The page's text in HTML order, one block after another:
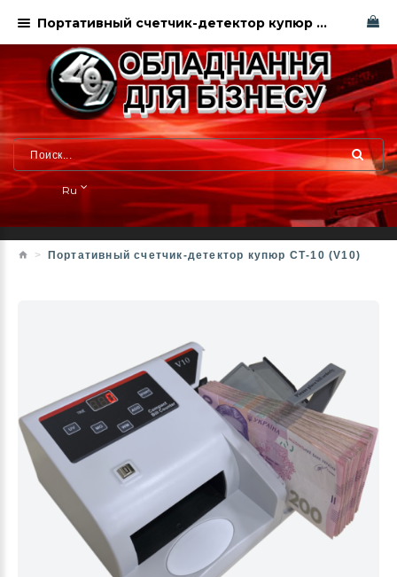
Ru
Портативный счетчик-детектор купюр СТ-10 (V10)
Портативный счетчик-детектор купюр СТ-10 (V10). Харьков